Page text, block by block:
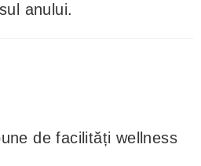
anului.
de facilități wellness